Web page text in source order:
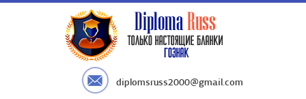
diplomsruss2000@gmail.com